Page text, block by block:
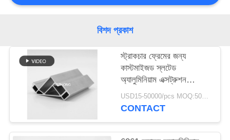
সাইট
PRIVACY
POLICY
বিশদ প্রকাশ
স্ট্রাকচার ফ্রেমের জন্য
কাস্টমাইজড স্লটেড
অ্যালুমিনিয়াম এক্সট্রুশন
প্রোফাইল 8 - 4040R
USD15-50000/pcs MOQ:500 কেজি
CONTACT